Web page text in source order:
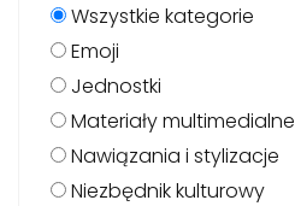
Wszystkie kategorie
Emoji
Jednostki
Materiały multimedialne
Nawiązania i stylizacje
Niezbędnik kulturowy